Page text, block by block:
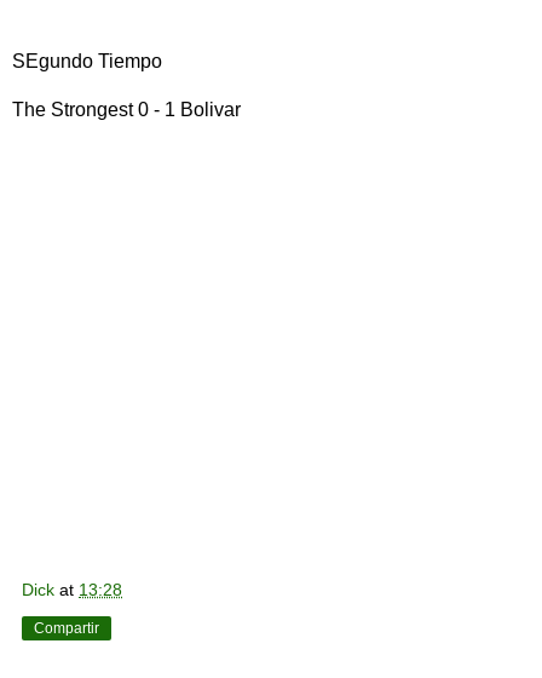
SEgundo Tiempo
The Strongest 0 - 1 Bolivar
Dick at 13:28
Compartir